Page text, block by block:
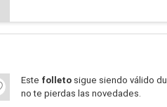
Este folleto sigue siendo válido
no te pierdas las novedades.